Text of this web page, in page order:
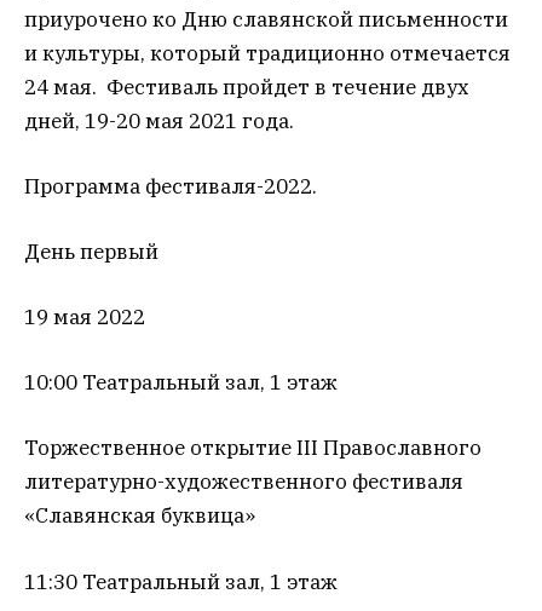
приурочено ко Дню славянской письменности
и культуры, который традиционно отмечается
24 мая. Фестиваль пройдет в течение двух
дней, 19-20 мая 2021 года.
Программа фестиваля-2022.
День первый
19 мая 2022
10:00 Театральный зал, 1 этаж
Торжественное открытие III Православного
литературно-художественного фестиваля
«Славянская буквица»
11:30 Театральный зал, 1 этаж